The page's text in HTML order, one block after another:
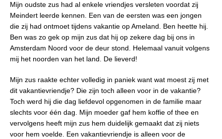
Mijn oudste zus had al enkele vriendjes versleten voordat zij
Meindert leerde kennen. Een van de eersten was een jongen
die zij had ontmoet tijdens vakantie op Ameland. Ben heette hij.
Ben was zo gek op mijn zus dat hij op zekere dag bij ons in
Amsterdam Noord voor de deur stond. Helemaal vanuit volgens
mij het noorden van het land. De lieverd!
Mijn zus raakte echter volledig in paniek want wat moest zij met
dit vakantievriendje? Die zijn toch alleen voor in de vakantie?
Toch werd hij die dag liefdevol opgenomen in de familie maar
slechts voor één dag. Mijn moeder gaf hem koffie of thee en
vervolgens heeft mijn zus hem duidelijk gemaakt dat zij niets
voor hem voelde. Een vakantievriendje is alleen voor de